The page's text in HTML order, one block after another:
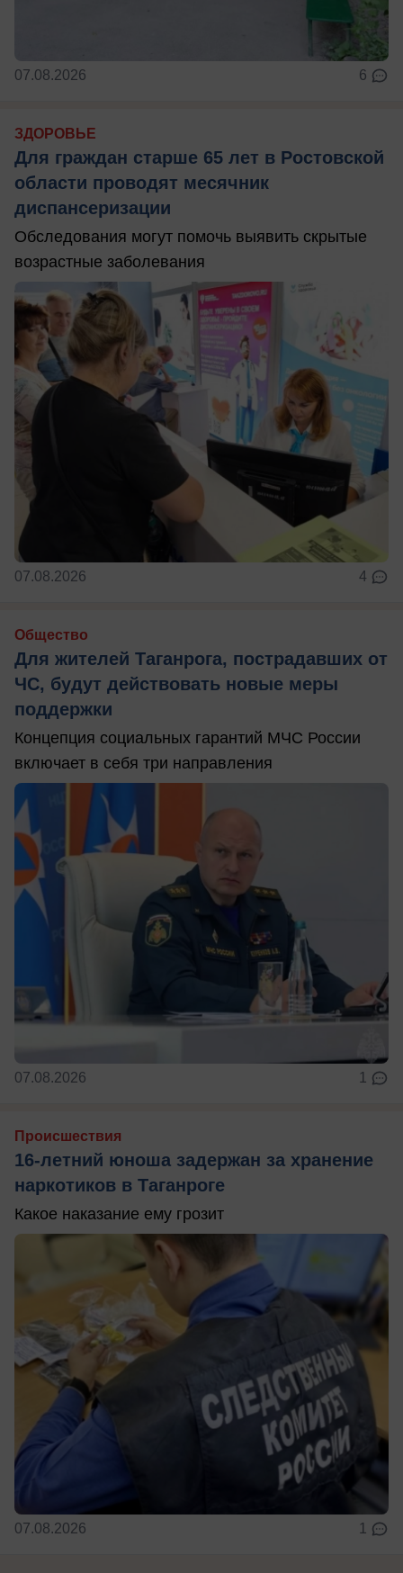
07.08.2026 6
ЗДОРОВЬЕ
Для граждан старше 65 лет в Ростовской
области проводят месячник
диспансеризации
Обследования могут помочь выявить скрытые
возрастные заболевания
07.08.2026 4
Общество
Для жителей Таганрога, пострадавших от
ЧС, будут действовать новые меры
поддержки
Концепция социальных гарантий МЧС России
включает в себя три направления
07.08.2026 1
Происшествия
16-летний юноша задержан за хранение
наркотиков в Таганроге
Какое наказание ему грозит
07.08.2026 1